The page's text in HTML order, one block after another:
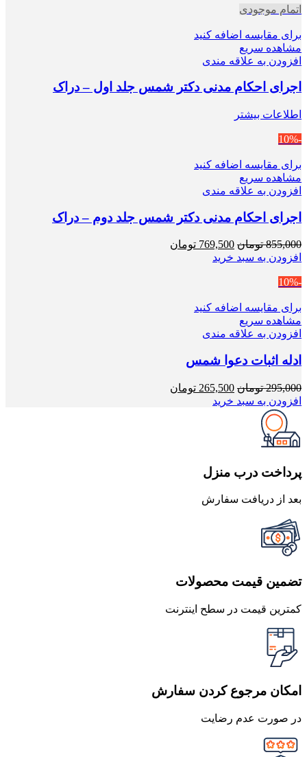
اتمام موجودی
برای مقایسه اضافه کنید
مشاهده سریع
افزودن به علاقه مندی
اجرای احکام مدنی دکتر شمس جلد اول – دراک
اطلاعات بیشتر
-10%
برای مقایسه اضافه کنید
مشاهده سریع
افزودن به علاقه مندی
اجرای احکام مدنی دکتر شمس جلد دوم – دراک
855,000 تومان قیمت
اصلی
769,500 تومان
افزودن به سبد خرید
-10%
برای مقایسه اضافه کنید
مشاهده سریع
افزودن به علاقه مندی
ادله اثبات دعوا شمس
295,000 تومان قیمت
اصلی
265,500 تومان
افزودن به سبد خرید
پرداخت درب منزل
بعد از دریافت سفارش
تضمین قیمت محصولات
کمترین قیمت در سطح اینترنت
امکان مرجوع کردن سفارش
در صورت عدم رضایت